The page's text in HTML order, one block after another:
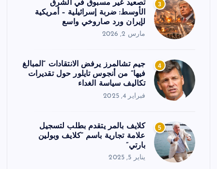
3
تصعيد غير مسبوق في الشرق
الأوسط: ضربة إسرائيلية – أمريكية
لإيران ورد صاروخي واسع
مارس 2, 2026
4
جيم تشالمرز يرفض الانتقادات “المبالغ
فيها” من أنجوس تايلور حول تقديرات
تكاليف سياسة الغداء
فبراير 4, 2025
5
كلايف بالمر يتقدم بطلب لتسجيل
علامة تجارية باسم “كلايف وبولين
بارتي”
يناير 5, 2025